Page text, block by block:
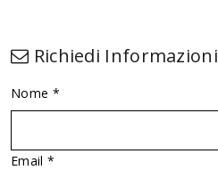
Richiedi Informazioni
Nome *
Email *